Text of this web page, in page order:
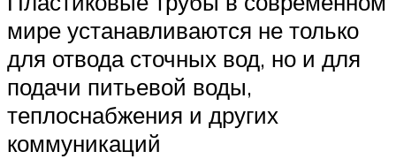
мире устанавливаются не только
для отвода сточных вод, но и для
подачи питьевой воды,
теплоснабжения и других
коммуникаций